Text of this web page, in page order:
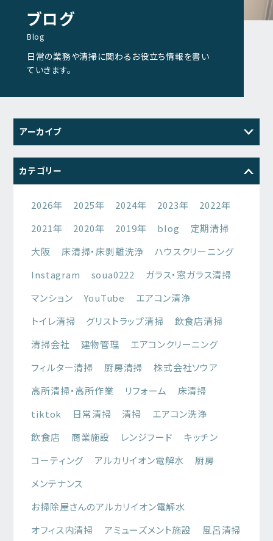
ブログ
Blog
日常の業務や清掃に関わるお役立ち情報を書い
ていきます。
アーカイブ
2026
カテゴリー
2026年 2025年 2024年 2023年
2022年
2021年
2020年 2019年 blog
定期清掃
大阪
床清掃・床剥離洗浄
ハウスクリーニング
Instagram
soua0222
ガラス・窓ガラス清掃
マンション
YouTube
エアコン清浄
トイレ清掃
グリストラップ清掃
飲食店清掃
清掃会社
建物管理
エアコンクリーニング
フィルター清掃
厨房清掃
株式会社ソウア
高所清掃・高所作業
リフォーム
床清掃
tiktok
日常清掃 清掃
エアコン洗浄
飲食店
商業施設 レンジフード
キッチン
コーティング
アルカリイオン電解水
厨房
メンテナンス
お掃除屋さんのアルカリイオン電解水
オフィス内清掃
アミューズメント施設
風呂清掃